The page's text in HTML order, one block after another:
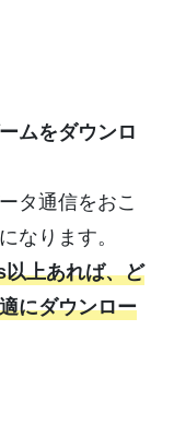
ムをダウンロ
タ通信をおこ
なります。
上あれば、ど
にダウンロー